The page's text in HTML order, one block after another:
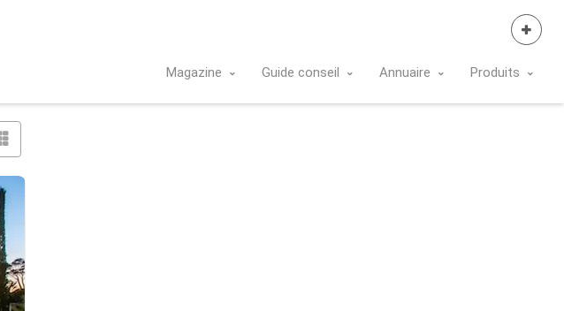
Magazine Guide conseil Annuaire Produits